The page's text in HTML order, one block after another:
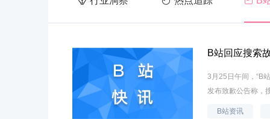
B站回应搜索
3月25日午间，“B
发布致歉公告称，
B站资讯